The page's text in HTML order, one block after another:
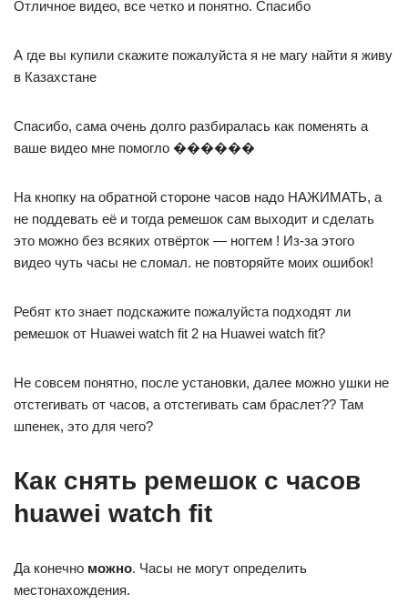
Отличное видео, все четко и понятно. Спасибо
А где вы купили скажите пожалуйста я не магу найти я живу
в Казахстане
Спасибо, сама очень долго разбиралась как поменять а
ваше видео мне помогло ������
На кнопку на обратной стороне часов надо НАЖИМАТЬ, а
не поддевать её и тогда ремешок сам выходит и сделать
это можно без всяких отвёрток — ногтем ! Из-за этого
видео чуть часы не сломал. не повторяйте моих ошибок!
Ребят кто знает подскажите пожалуйста подходят ли
ремешок от Huawei watch fit 2 на Huawei watch fit?
Не совсем понятно, после установки, далее можно ушки не
отстегивать от часов, а отстегивать сам браслет?? Там
шпенек, это для чего?
Как снять ремешок с часов
huawei watch fit
Да конечно можно. Часы не могут определить
местонахождения.